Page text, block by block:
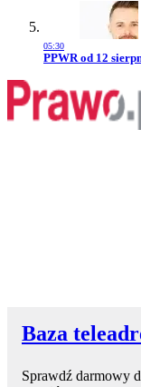
05:30
Przejdź do
PPWR od 12
Baza
Sprawdź darmowy